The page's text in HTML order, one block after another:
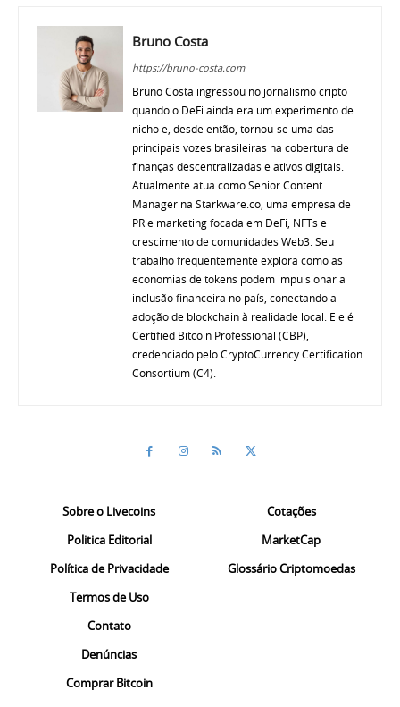
Bruno Costa
https://bruno-costa.com
Bruno Costa ingressou no jornalismo cripto
quando o DeFi ainda era um experimento de
nicho e, desde então, tornou-se uma das
principais vozes brasileiras na cobertura de
finanças descentralizadas e ativos digitais.
Atualmente atua como Senior Content
Manager na Starkware.co, uma empresa de
PR e marketing focada em DeFi, NFTs e
crescimento de comunidades Web3. Seu
trabalho frequentemente explora como as
economias de tokens podem impulsionar a
inclusão financeira no país, conectando a
adoção de blockchain à realidade local. Ele é
Certified Bitcoin Professional (CBP),
credenciado pelo CryptoCurrency Certification
Consortium (C4).
Sobre o Livecoins
Politica Editorial
Política de Privacidade
Termos de Uso
Contato
Denúncias
Comprar Bitcoin
Cotações
MarketCap
Glossário Criptomoedas